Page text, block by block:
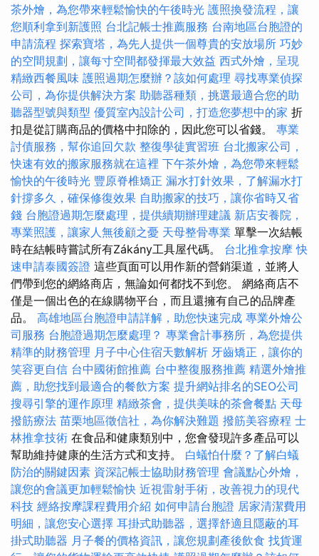
茶外燴，為您帶來輕鬆愉快的午後時光 護照換發流程，讓
您順利拿到新護照 台北記帳士推薦服務 台南地區台胞證的
申請流程 探索寶塔，為先人提供一個尊貴的安放場所 巧妙
的空間規劃，讓每寸空間都發揮最大效益 西式外燴，呈現
精緻西餐風味 護照過期怎麼辦？該如何處理 尋找專業偵探
公司，為你提供解決方案 助聽器種類，挑選最適合您的助
聽器型號與類型 優質室內設計公司，打造您夢想中的家 折
扣是從訂購商品的價格中扣除的，因此您可以省錢。 專業
討債服務，幫你追回欠款 整復學徒實習班 台北搬家公司，
快速有效的搬家服務就在這裡 下午茶外燴，為您帶來輕鬆
愉快的午後時光 豐原脊椎矯正 漏水打針效果，了解漏水打
針撐多久，確保修復效果 自助搬家的技巧，讓你省時又省
錢 台胞證過期怎麼處理，提供續期辦理建議 新店安養院，
專業照護，讓家人無後顧之憂 天母整骨專業 單擊一次結帳
時在結帳時嘗試所有Zákány工具屋代碼。 台北推拿按摩 快
速申請泰國簽證 這些頁面可以用作新的營銷渠道，並將人
們帶到您的網絡商店，無論如何都找不到您。 網絡商店不
僅是一個出色的在線購物平台，而且還擁有自己的品牌產
品。 高雄地區台胞證申請詳解，助您快速完成 專業外燴公
司服務 台胞證過期怎麼處理？ 專業會計事務所，為您提供
精準的財務管理 月子中心住宿天數解析 牙齒矯正，讓你的
笑容更自信 台中國術館推薦 台中整復服務推薦 精選外燴推
薦，助您找到最適合的餐飲方案 提升網站排名的SEO公司
搜尋引擎的運作原理 精緻茶會，提供美味的茶會餐點 天母
撥筋療法 苗栗地區徵信社，為你解決難題 撥筋美容療程 士
林推拿技術 在食品和健康類別中，您會發現許多產品可以
幫助維持健康的生活方式和支持。 白蟻怕什麼？了解白蟻
防治的關鍵因素 資深記帳士協助財務管理 會議點心外燴，
讓您的會議更加輕鬆愉快 近視雷射手術，改善視力的現代
科技 經絡按摩課程費用介紹 如何申請台胞證 居家清潔費用
明細，讓您安心選擇 耳掛式助聽器，選擇舒適且隱蔽的耳
掛式助聽器 月子餐的價格資訊，讓您規劃產後飲食 找貨運